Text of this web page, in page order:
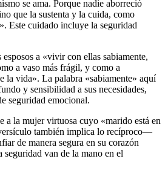
se ama. Porque nadie aborreció
que la sustenta y la cuida, como
Este cuidado incluye la seguridad
esposos a «vivir con ellas sabiamente,
a vaso más frágil, y como a
la vida». La palabra «sabiamente» aquí
y sensibilidad a sus necesidades,
seguridad emocional.
a la mujer virtuosa cuyo «marido está en
también implica lo recíproco—
de manera segura en su corazón
van de la mano en el